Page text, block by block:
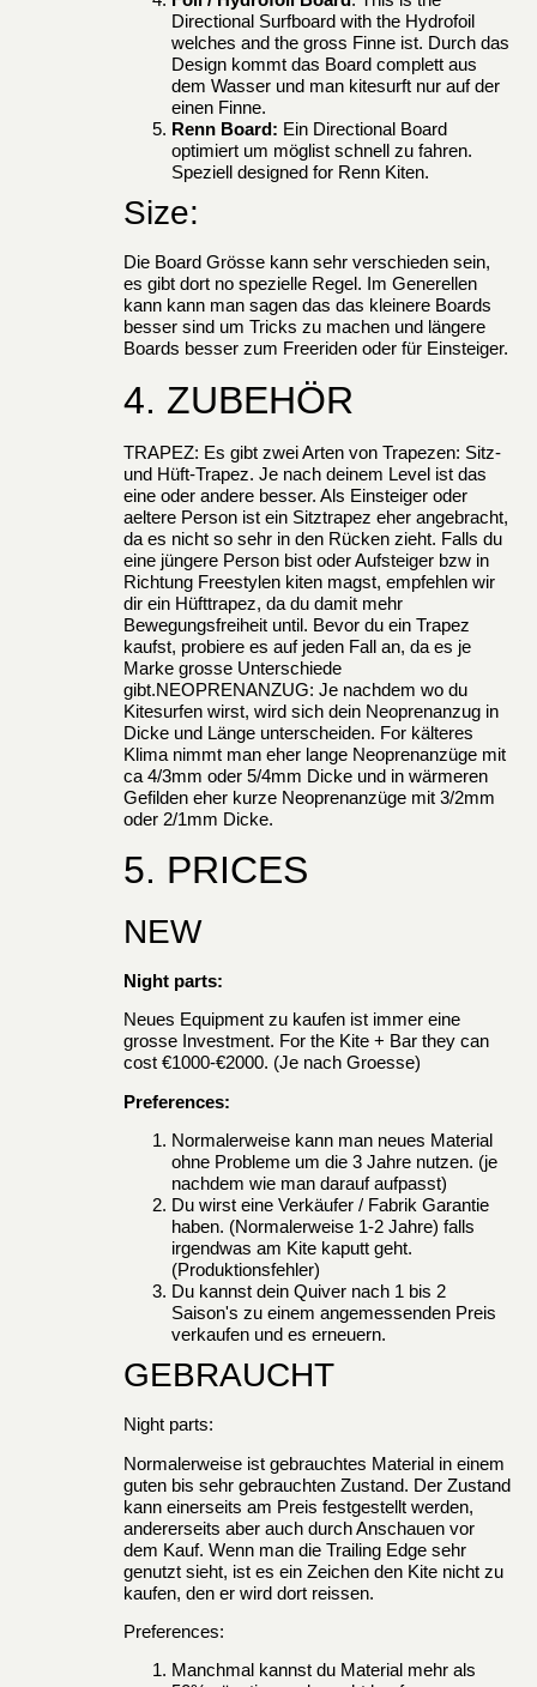
Directional Surfboard with the Hydrofoil
welches and the gross Finne ist. Durch das
Design kommt das Board complett aus
dem Wasser und man kitesurft nur auf der
einen Finne.
Renn Board: Ein Directional Board
optimiert um möglist schnell zu fahren.
Speziell designed for Renn Kiten.
Size:
Die Board Grösse kann sehr verschieden sein,
es gibt dort no spezielle Regel. Im Generellen
kann kann man sagen das das kleinere Boards
besser sind um Tricks zu machen und längere
Boards besser zum Freeriden oder für Einsteiger.
4. ZUBEHÖR
TRAPEZ: Es gibt zwei Arten von Trapezen: Sitz-
und Hüft-Trapez. Je nach deinem Level ist das
eine oder andere besser. Als Einsteiger oder
aeltere Person ist ein Sitztrapez eher angebracht,
da es nicht so sehr in den Rücken zieht. Falls du
eine jüngere Person bist oder Aufsteiger bzw in
Richtung Freestylen kiten magst, empfehlen wir
dir ein Hüfttrapez, da du damit mehr
Bewegungsfreiheit until. Bevor du ein Trapez
kaufst, probiere es auf jeden Fall an, da es je
Marke grosse Unterschiede
gibt.NEOPRENANZUG: Je nachdem wo du
Kitesurfen wirst, wird sich dein Neoprenanzug in
Dicke und Länge unterscheiden. For kälteres
Klima nimmt man eher lange Neoprenanzüge mit
ca 4/3mm oder 5/4mm Dicke und in wärmeren
Gefilden eher kurze Neoprenanzüge mit 3/2mm
oder 2/1mm Dicke.
5. PRICES
NEW
Night parts:
Neues Equipment zu kaufen ist immer eine
grosse Investment. For the Kite + Bar they can
cost €1000-€2000. (Je nach Groesse)
Preferences:
Normalerweise kann man neues Material
ohne Probleme um die 3 Jahre nutzen. (je
nachdem wie man darauf aufpasst)
Du wirst eine Verkäufer / Fabrik Garantie
haben. (Normalerweise 1-2 Jahre) falls
irgendwas am Kite kaputt geht.
(Produktionsfehler)
Du kannst dein Quiver nach 1 bis 2
Saison's zu einem angemessenden Preis
verkaufen und es erneuern.
GEBRAUCHT
Night parts:
Normalerweise ist gebrauchtes Material in einem
guten bis sehr gebrauchten Zustand. Der Zustand
kann einerseits am Preis festgestellt werden,
andererseits aber auch durch Anschauen vor
dem Kauf. Wenn man die Trailing Edge sehr
genutzt sieht, ist es ein Zeichen den Kite nicht zu
kaufen, den er wird dort reissen.
Preferences:
Manchmal kannst du Material mehr als